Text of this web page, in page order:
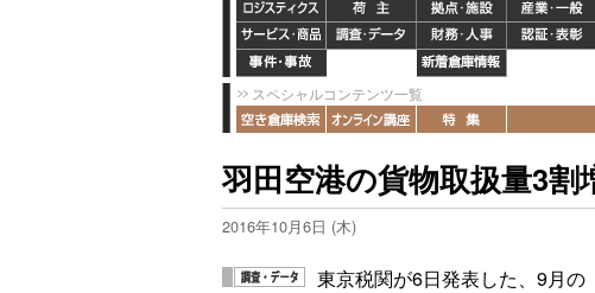
スペシャルコンテンツ一覧
羽田空港の貨物取扱量3割
2016年10月6日 (木)
東京税関が6日発表した、9月の